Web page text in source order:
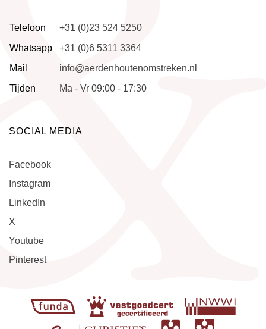
Telefoon
+31 (0)23 524 5250
Whatsapp
+31 (0)6 5311 3364
Mail
info@aerdenhoutenomstreken.nl
Tijden
Ma - Vr 09:00 - 17:30
SOCIAL MEDIA
Facebook
Instagram
LinkedIn
X
Youtube
Pinterest